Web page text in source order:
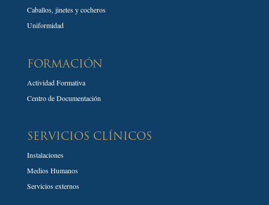
Caballos, jinetes y cocheros
Uniformidad
FORMACIÓN
Actividad Formativa
Centro de Documentación
SERVICIOS CLÍNICOS
Instalaciones
Medios Humanos
Servicios externos